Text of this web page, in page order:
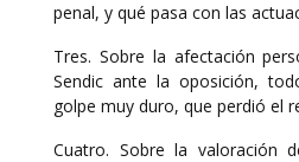
penal, y qué pasa con las
Tres. Sobre la afectación
Sendic ante la oposición,
golpe muy duro, que perdió el
Cuatro. Sobre la valoración